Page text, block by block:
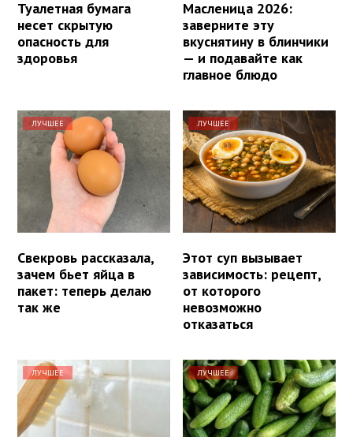
Туалетная бумага
несет скрытую
опасность для
здоровья
Масленица 2026:
заверните эту
вкуснятину в блинчики
— и подавайте как
главное блюдо
ЛУЧШЕЕ
Свекровь рассказала,
зачем бьет яйца в
пакет: теперь делаю
так же
ЛУЧШЕЕ
Этот суп вызывает
зависимость: рецепт,
от которого
невозможно
отказаться
ЛУЧШЕЕ ЛУЧШЕЕ